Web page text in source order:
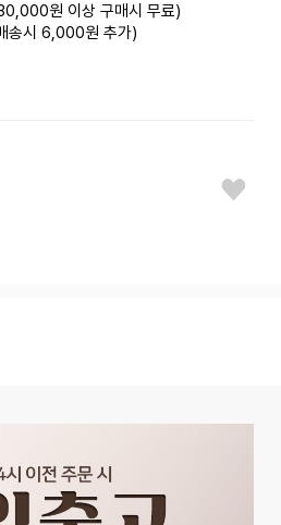
원 이상 구매시 무료)
송시 6,000원 추가)